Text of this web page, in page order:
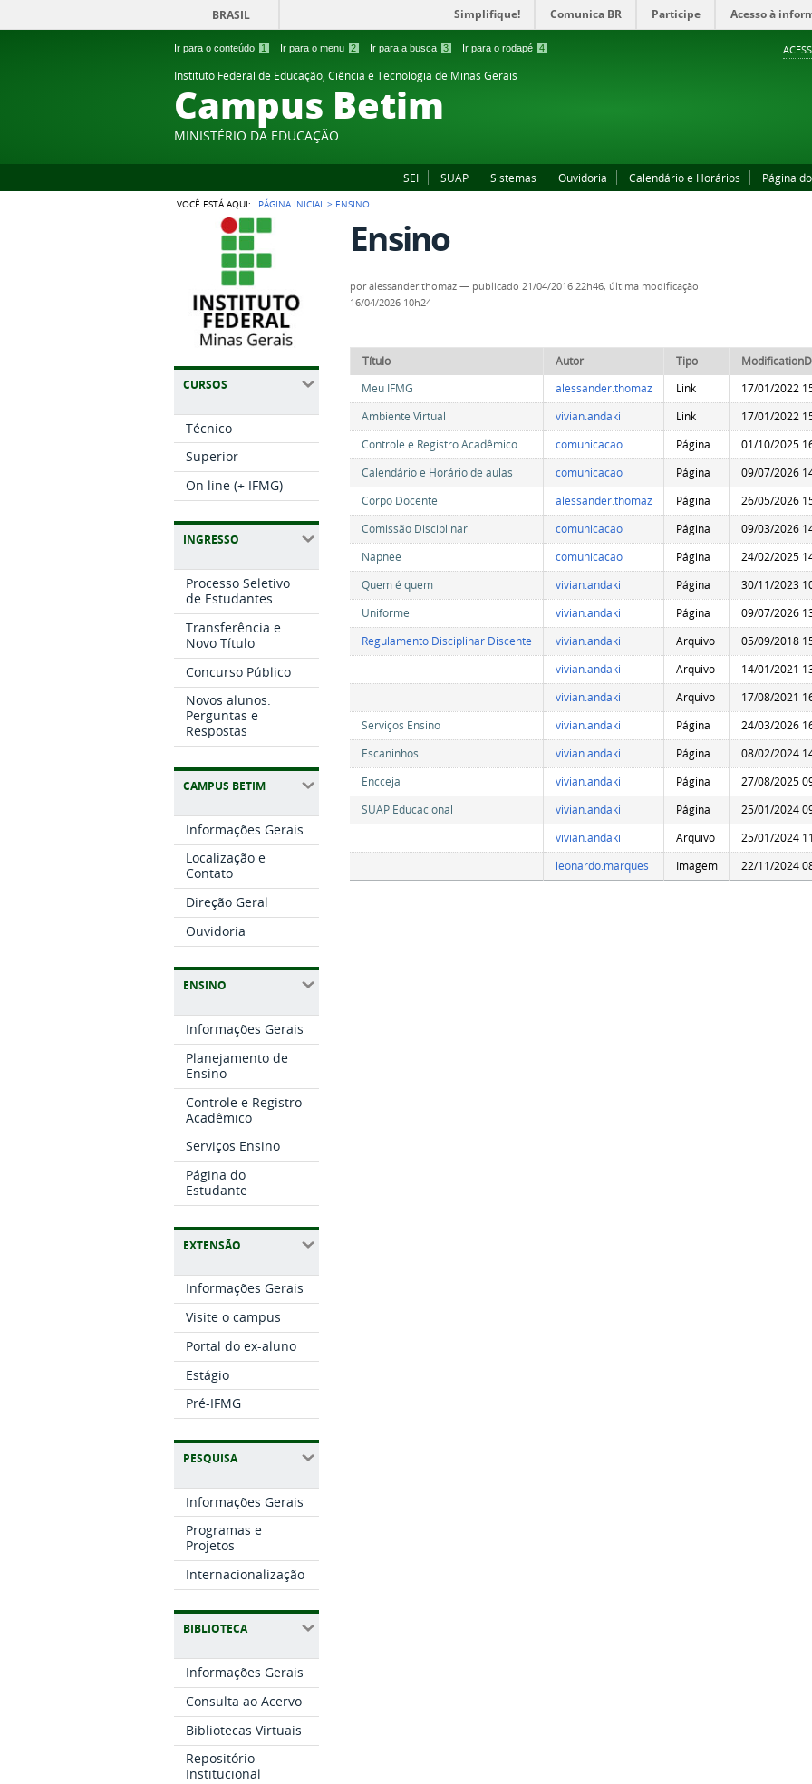
Ir para o conteúdo 1 Ir para o menu 2 Ir para a busca 3 Ir para o rodapé 4
BRASIL Simplifique! Comunica BR Participe Acesso à
Instituto Federal de Educação, Ciência e Tecnologia de Minas Gerais
Campus Betim
MINISTÉRIO DA EDUCAÇÃO
SEI SUAP Sistemas Ouvidoria Calendário e Horários Página
VOCÊ ESTÁ AQUI: PÁGINA INICIAL > ENSINO
CURSOS
Técnico
Superior
On line (+ IFMG)
INGRESSO
Processo Seletivo
de Estudantes
Transferência e
Novo Título
Concurso Público
Novos alunos:
Perguntas e
Respostas
CAMPUS BETIM
Informações Gerais
Localização e
Contato
Direção Geral
Ouvidoria
ENSINO
Informações Gerais
Planejamento de
Ensino
Controle e Registro
Acadêmico
Serviços Ensino
Página do
Estudante
EXTENSÃO
Informações Gerais
Visite o campus
Portal do ex-aluno
Estágio
Pré-IFMG
PESQUISA
Informações Gerais
Programas e
Projetos
Internacionalização
BIBLIOTECA
Informações Gerais
Consulta ao Acervo
Bibliotecas Virtuais
Repositório
Institucional
Ensino
poralessander.thomaz — publicado 21/04/2016 22h46, última modificação
16/04/2026 10h24
Título Autor Tipo
Meu IFMG
alessander.thomaz Link
17/01/2022
Ambiente Virtual
vivian.andaki Link
17/01/2022
Controle e Registro Acadêmico
comunicacao Página
01/10/2025
Calendário e Horário de aulas
comunicacao Página
09/07/2026
Corpo Docente
alessander.thomaz Página
26/05/2026
Comissão Disciplinar
comunicacao Página
09/03/2026
Napnee
comunicacao Página
24/02/2025
Quem é quem
vivian.andaki Página
30/11/2023
Uniforme
vivian.andaki Página
09/07/2026
Regulamento Disciplinar Discente
vivian.andaki Arquivo
05/09/2018
vivian.andaki
Arquivo
14/01/2021
vivian.andaki
Arquivo
17/08/2021
Serviços Ensino
vivian.andaki Página
24/03/2026
Escaninhos
vivian.andaki Página
08/02/2024
Encceja
vivian.andaki Página
27/08/2025
SUAP Educacional
vivian.andaki Página
25/01/2024
vivian.andaki
Arquivo
25/01/2024
leonardo.marques
Imagem 22/11/2024